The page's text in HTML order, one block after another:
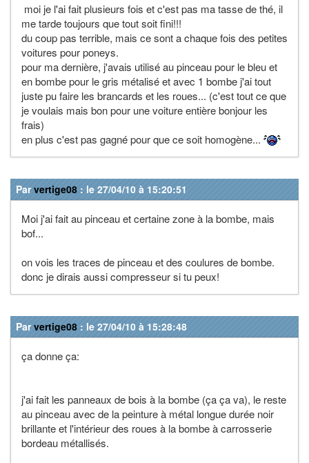
moi je l'ai fait plusieurs fois et c'est pas ma tasse de thé, il
me tarde toujours que tout soit fini!!!
du coup pas terrible, mais ce sont a chaque fois des petites
voitures pour poneys.
pour ma dernière, j'avais utilisé au pinceau pour le bleu et
en bombe pour le gris métalisé et avec 1 bombe j'ai tout
juste pu faire les brancards et les roues... (c'est tout ce que
je voulais mais bon pour une voiture entière bonjour les
frais)
en plus c'est pas gagné pour que ce soit homogène...
Parvertige08 : le 27/04/10 à 15:20:51
Moi j'ai fait au pinceau et certaine zone à la bombe, mais
bof...
on vois les traces de pinceau et des coulures de bombe.
donc je dirais aussi compresseur si tu peux!
Parvertige08 : le 27/04/10 à 15:28:48
ça donne ça:
j'ai fait les panneaux de bois à la bombe (ça ça va), le reste
au pinceau avec de la peinture à métal longue durée noir
brillante et l'intérieur des roues à la bombe à carrosserie
bordeau métallisés.